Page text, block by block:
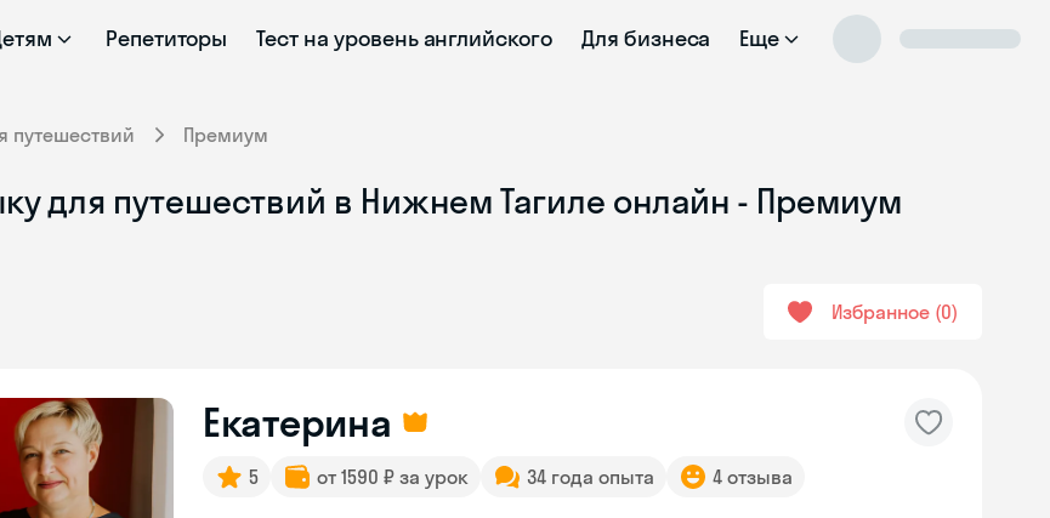
Репетиторы Тест на уровень английского Для бизнеса Еще
путешествий Премиум
для путешествий в Нижнем Тагиле онлайн - Премиум
Избранное 0
Екатерина
5 от 1590 ₽ за урок 34 года опыта 4 отзыва